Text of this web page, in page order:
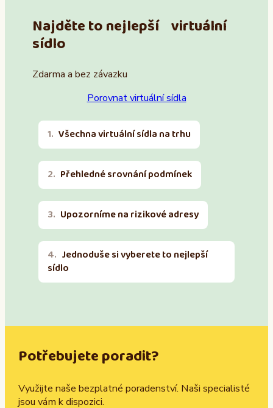
Najděte to nejlepší virtuální
sídlo
Zdarma a bez závazku
Porovnat virtuální sídla
Všechna virtuální sídla na trhu
Přehledné srovnání podmínek
Upozorníme na rizikové adresy
Jednoduše si vyberete to nejlepší
sídlo
Potřebujete poradit?
Využijte naše bezplatné poradenství. Naši specialisté
jsou vám k dispozici.